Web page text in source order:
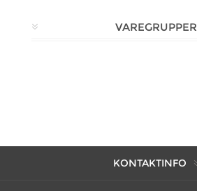
VAREGRUPPER
KONTAKTINFO